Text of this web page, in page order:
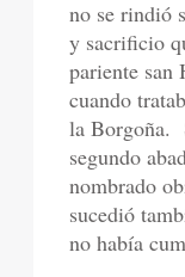
no se rindió
y sacrificio
pariente san
cuando
la Borgoña.
segundo
nombrado
sucedió
no había